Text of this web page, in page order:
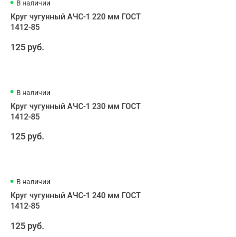
В наличии
Круг чугунный АЧС-1 220 мм ГОСТ
1412-85
125 руб.
В наличии
Круг чугунный АЧС-1 230 мм ГОСТ
1412-85
125 руб.
В наличии
Круг чугунный АЧС-1 240 мм ГОСТ
1412-85
125 руб.